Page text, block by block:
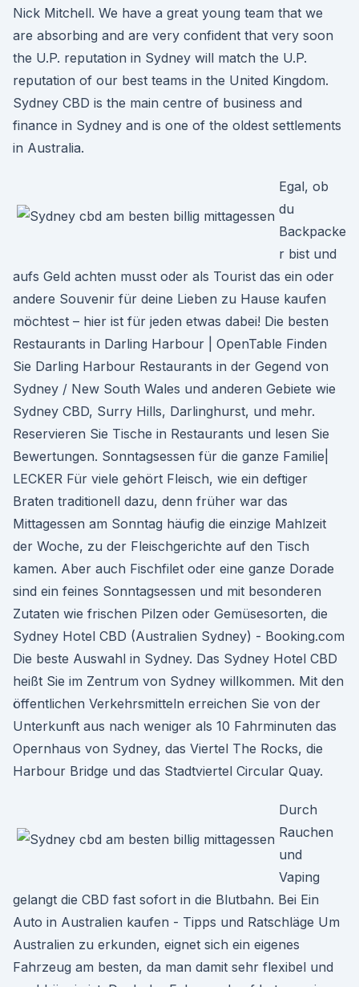
Nick Mitchell. We have a great young team that we
are absorbing and are very confident that very soon
the U.P. reputation in Sydney will match the U.P.
reputation of our best teams in the United Kingdom.
Sydney CBD is the main centre of business and
finance in Sydney and is one of the oldest settlements
in Australia.
Egal, ob
du
Backpacke
r bist und
aufs Geld achten musst oder als Tourist das ein oder
andere Souvenir für deine Lieben zu Hause kaufen
möchtest – hier ist für jeden etwas dabei! Die besten
Restaurants in Darling Harbour | OpenTable Finden
Sie Darling Harbour Restaurants in der Gegend von
Sydney / New South Wales und anderen Gebiete wie
Sydney CBD, Surry Hills, Darlinghurst, und mehr.
Reservieren Sie Tische in Restaurants und lesen Sie
Bewertungen. Sonntagsessen für die ganze Familie|
LECKER Für viele gehört Fleisch, wie ein deftiger
Braten traditionell dazu, denn früher war das
Mittagessen am Sonntag häufig die einzige Mahlzeit
der Woche, zu der Fleischgerichte auf den Tisch
kamen. Aber auch Fischfilet oder eine ganze Dorade
sind ein feines Sonntagsessen und mit besonderen
Zutaten wie frischen Pilzen oder Gemüsesorten, die
Sydney Hotel CBD (Australien Sydney) - Booking.com
Die beste Auswahl in Sydney. Das Sydney Hotel CBD
heißt Sie im Zentrum von Sydney willkommen. Mit den
öffentlichen Verkehrsmitteln erreichen Sie von der
Unterkunft aus nach weniger als 10 Fahrminuten das
Opernhaus von Sydney, das Viertel The Rocks, die
Harbour Bridge und das Stadtviertel Circular Quay.
Durch
Rauchen
und
Vaping
gelangt die CBD fast sofort in die Blutbahn. Bei Ein
Auto in Australien kaufen - Tipps und Ratschläge Um
Australien zu erkunden, eignet sich ein eigenes
Fahrzeug am besten, da man damit sehr flexibel und